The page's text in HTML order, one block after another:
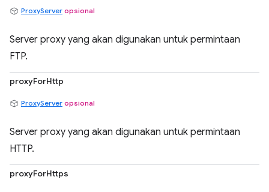
ProxyServer opsional
Server proxy yang akan digunakan untuk permintaan
FTP.
proxyForHttp
ProxyServer opsional
Server proxy yang akan digunakan untuk permintaan
HTTP.
proxyForHttps